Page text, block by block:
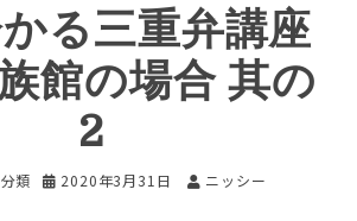
る三重弁講座
館の場合 其の
2
類 2020年3月31日 ニッシー